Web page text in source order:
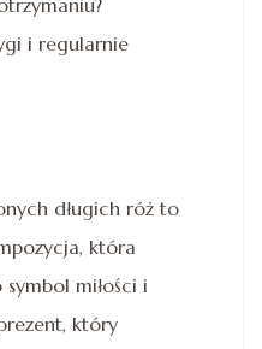
i regularnie
długich róż to
która
miłości i
który